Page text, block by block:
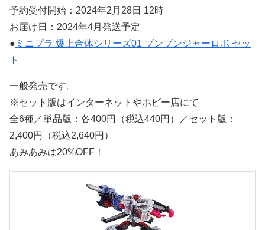
予約受付開始：2024年2月28日 12時
お届け日：2024年4月発送予定
● ミニプラ 爆上合体シリーズ01 ブンブンジャーロボ セッ
ト
一般発売です。
※セット版はインターネットやホビー店にて
全6種／単品版：各400円（税込440円）／セット版：
2,400円（税込2,640円）
あみあみは20%OFF！